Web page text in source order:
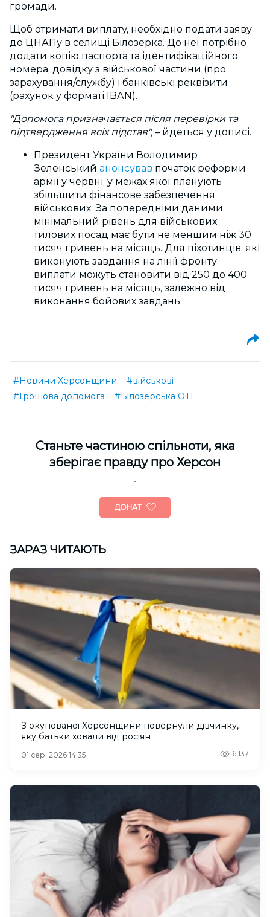
громади.
Щоб отримати виплату, необхідно подати заяву
до ЦНАПу в селищі Білозерка. До неї потрібно
додати копію паспорта та ідентифікаційного
номера, довідку з військової частини (про
зарахування/службу) і банківські реквізити
(рахунок у форматі IBAN).
"Допомога призначається після перевірки та
підтвердження всіх підстав", – йдеться у дописі.
Президент України Володимир
Зеленський анонсував початок реформи
армії у червні, у межах якої планують
збільшити фінансове забезпечення
військових. За попередніми даними,
мінімальний рівень для військових
тилових посад має бути не меншим ніж 30
тисяч гривень на місяць. Для піхотинців, які
виконують завдання на лінії фронту
виплати можуть становити від 250 до 400
тисяч гривень на місяць, залежно від
виконання бойових завдань.
#Новини Херсонщини
#військові
#Грошова допомога
#Білозерська ОТГ
Cтаньте частиною спільноти, яка
зберігає правду про Херсон
ДОНАТ
ЗАРАЗ ЧИТАЮТЬ
З окупованої Херсонщини повернули дівчинку,
яку батьки ховали від росіян
01 сер. 2026 14:35 6,137